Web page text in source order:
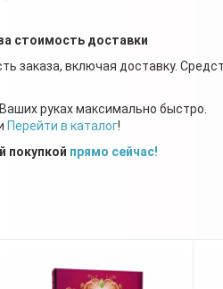
стоимость доставки
заказа, включая доставку.
руках максимально быстро.
Перейти в каталог!
покупкой прямо сейчас!